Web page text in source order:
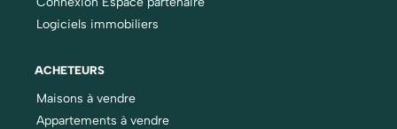
Logiciels immobiliers
ACHETEURS
Maisons à vendre
Appartements à vendre